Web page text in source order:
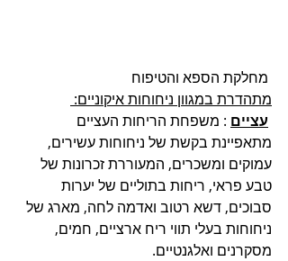
מתהדרת במגוון ניחוחות איקוניים:
עציים : משפחת הריחות העציים
מתאפיינת בקשת של ניחוחות עשירים,
עמוקים ומשכרים, המעוררת זכרונות של
טבע פראי, ריחות בתוליים של יערות
סבוכים, דשא רטוב ואדמה לחה, מארג של
ניחוחות בעלי תווי ריח ארציים, חמים,
מסקרנים ואלגנטיים.